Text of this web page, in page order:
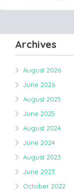
Archives
August 2026
June 2026
August 2025
June 2025
August 2024
June 2024
August 2023
June 2023
October 2022